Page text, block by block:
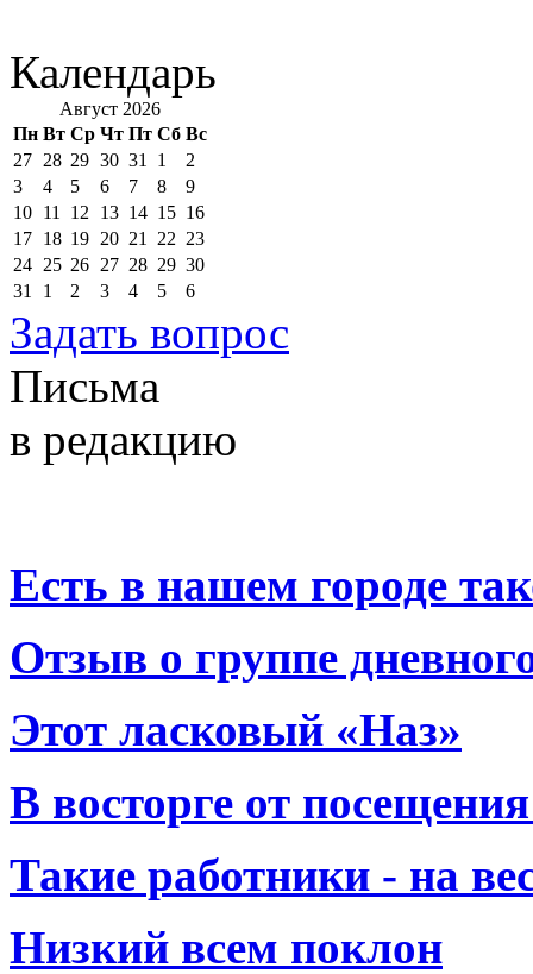
Календарь
Август 2026
Пн Вт Ср Чт Пт Сб Вс
27 28 29 30 31 1
2
3
4 5 6 7 8
9
10 11 12 13 14 15 16
17 18 19 20 21 22 23
24 25 26 27 28 29 30
31
1 2 3 4 5 6
Задать вопрос
Письма
в редакцию
Есть в нашем городе
Отзыв о группе
Этот ласковый «Наз»
В восторге от
Такие работники - на
Низкий всем поклон